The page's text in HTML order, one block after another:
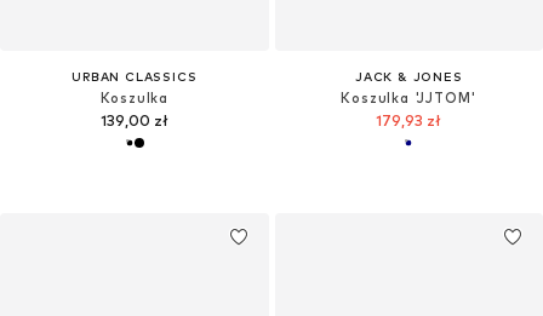
URBAN CLASSICS
Koszulka
139,00 zł
JACK & JONES
Koszulka 'JJTOM'
179,93 zł